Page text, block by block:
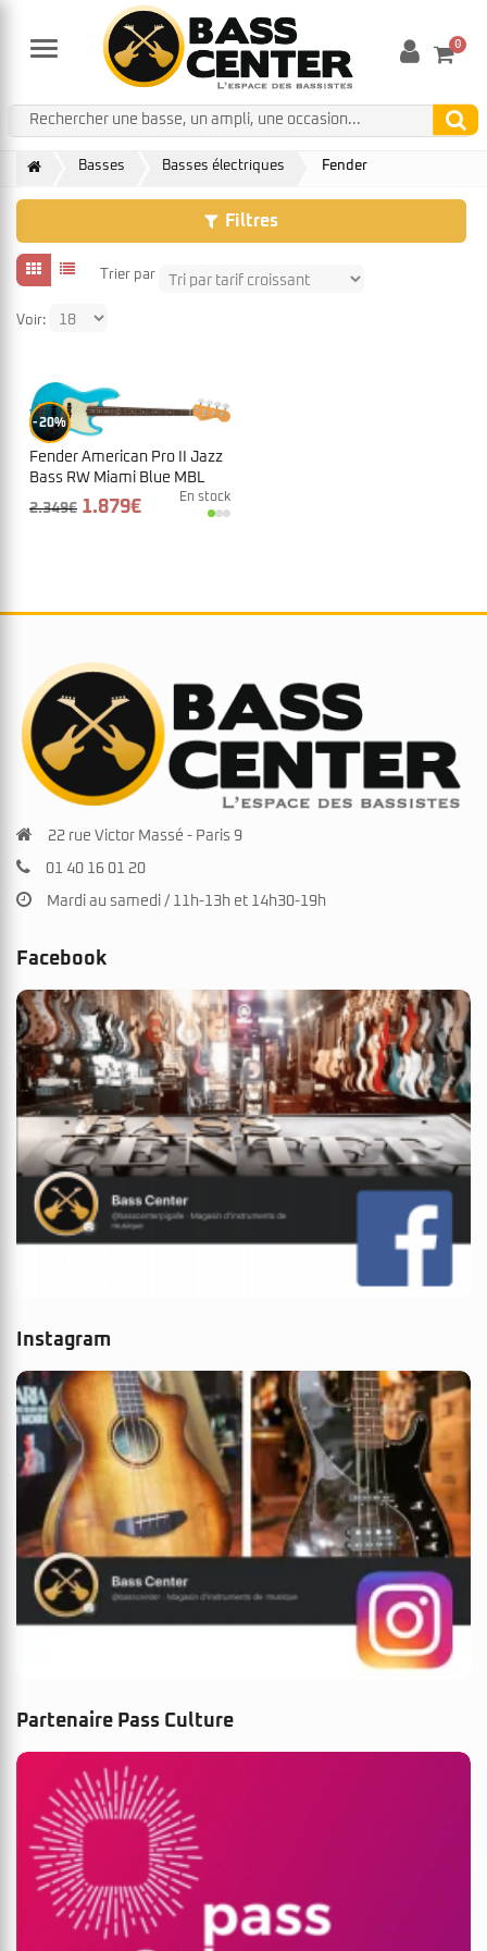
Menu 0
Basses Basses électriques Fender
Filtres
Trier par
Voir:
20%
Fender American Pro II Jazz
Bass RW Miami Blue MBL
2.349€ Le
1.879€Le
En stock
22 rue Victor Massé - Paris 9
01 40 16 01 20
Mardi au samedi / 11h-13h et 14h30-19h
Facebook
Instagram
Partenaire Pass Culture